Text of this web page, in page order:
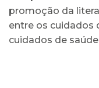
promoção da
entre os cuidados
cuidados de